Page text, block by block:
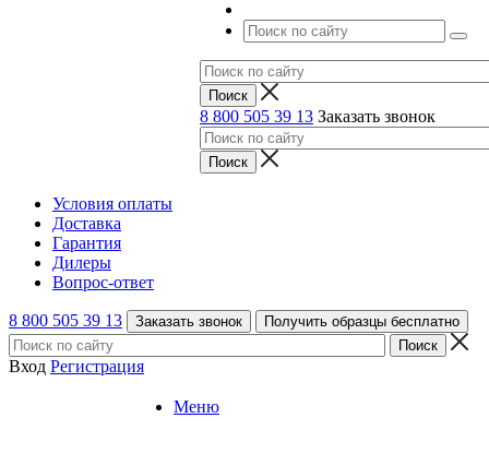
8 800 505 39 13 Заказать звонок
Условия оплаты
Доставка
Гарантия
Дилеры
Вопрос-ответ
8 800 505 39 13 Заказать звонок Получить образцы бесплатно
Вход Регистрация
Меню